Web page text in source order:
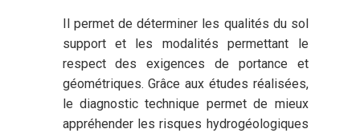
Il permet de déterminer les qualités du sol
support et les modalités permettant le
respect des exigences de portance et
géométriques. Grâce aux études réalisées,
le diagnostic technique permet de mieux
appréhender les risques hydrogéologiques